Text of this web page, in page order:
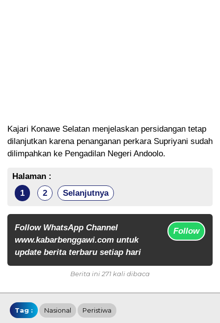
Kajari Konawe Selatan menjelaskan persidangan tetap
dilanjutkan karena penanganan perkara Supriyani sudah
dilimpahkan ke Pengadilan Negeri Andoolo.
Halaman :
1
2 Selanjutnya
Follow WhatsApp Channel
www.kabarbenggawi.com untuk
update berita terbaru setiap hari
Follow
Berita ini 271 kali dibaca
Tag : Nasional Peristiwa